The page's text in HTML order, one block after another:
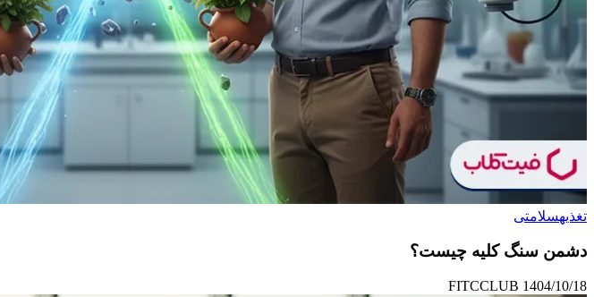
تغذیهسلامتی
دشمن سنگ کلیه چیست؟
1404/10/18
FITCCLUB